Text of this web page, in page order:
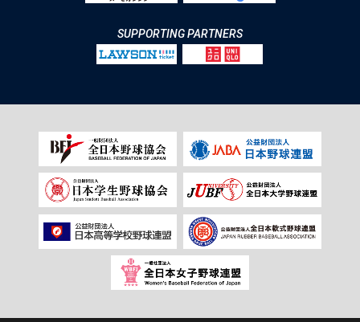
SUPPORTING PARTNERS